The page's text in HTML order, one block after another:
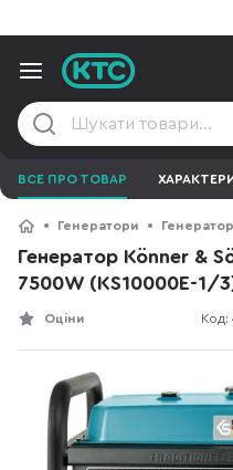
ВСЕ ПРО ТОВАР
Генератори
Генератор Könner &
7500W (KS10000E-1/
Код:
Оціни